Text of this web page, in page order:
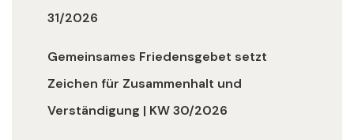
31/2026
Gemeinsames Friedensgebet setzt
Zeichen für Zusammenhalt und
Verständigung | KW 30/2026